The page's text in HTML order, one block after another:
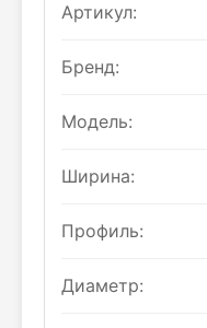
Артикул:
Бренд:
Модель:
Ширина:
Профиль:
Диаметр: